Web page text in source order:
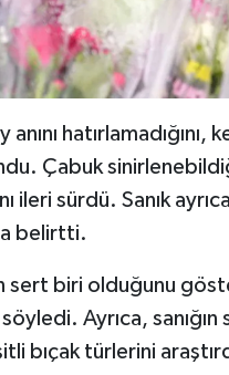
Çabuk
ileri sürdü. Sanık
belirtti.
sert biri olduğunu
Ayrıca,
bıçak türlerini